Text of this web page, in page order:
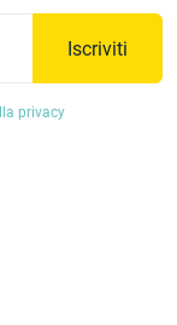
Iscriviti
privacy